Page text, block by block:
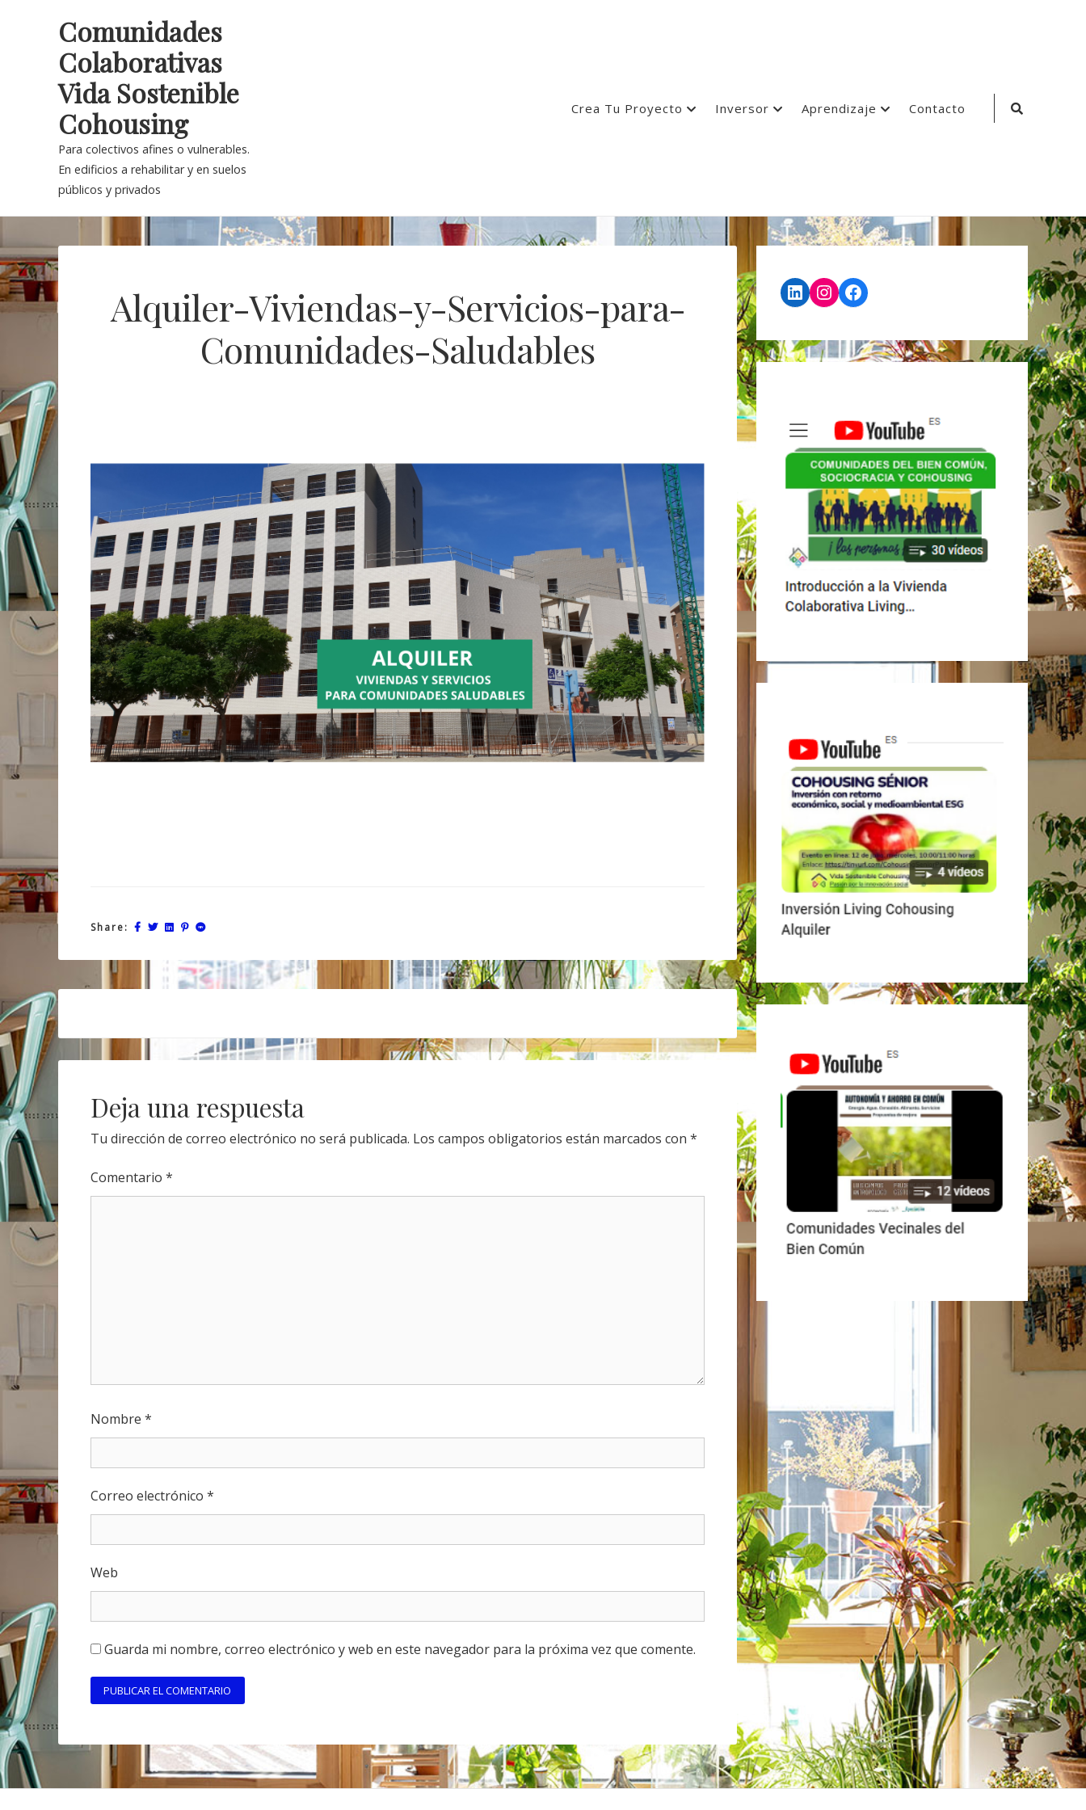
Comunidades
Colaborativas
Vida Sostenible
Cohousing
Para colectivos afines o vulnerables.
En edificios a rehabilitar y en suelos
públicos y privados
Crea Tu Proyecto Inversor Aprendizaje Contacto
Search
Alquiler-Viviendas-y-Servicios-para-
Comunidades-Saludables
Share:
Post
navigation
Deja una respuesta
Tu dirección de correo electrónico no será publicada. Los campos obligatorios están marcados con *
Comentario *
Nombre *
Correo electrónico *
Web
Guarda mi nombre, correo electrónico y web en este navegador para la próxima vez que comente.
LinkedIn
Instagram
Facebook